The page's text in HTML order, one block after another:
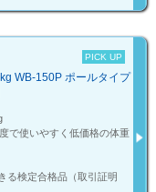
PICK UP
WB-150P ポールタイプ
で使いやすく低価格の体重
る検定合格品（取引証明